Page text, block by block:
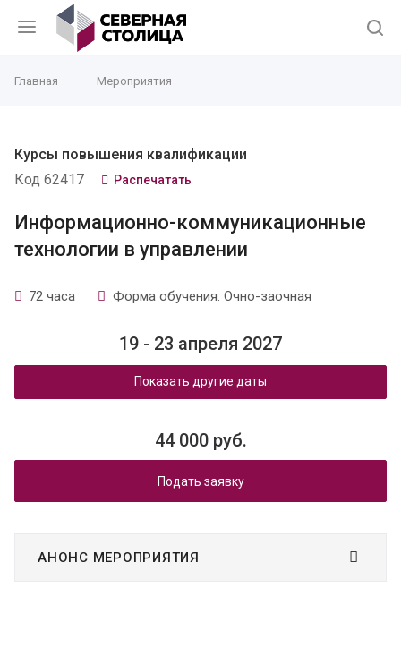
Главная Мероприятия
Курсы повышения квалификации
Код 62417
Распечатать
Информационно-коммуникационные
технологии в управлении
72 часа Форма обучения: Очно-заочная
19 - 23 апреля 2027
Показать другие даты
44 000 руб.
Подать заявку
АНОНС МЕРОПРИЯТИЯ